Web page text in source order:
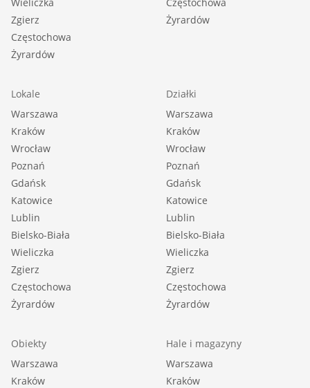
Zgierz
Częstochowa
Żyrardów
Żyrardów
Lokale
Warszawa
Kraków
Wrocław
Poznań
Gdańsk
Katowice
Lublin
Bielsko-Biała
Wieliczka
Zgierz
Częstochowa
Żyrardów
Działki
Warszawa
Kraków
Wrocław
Poznań
Gdańsk
Katowice
Lublin
Bielsko-Biała
Wieliczka
Zgierz
Częstochowa
Żyrardów
Obiekty
Warszawa
Kraków
Hale i magazyny
Warszawa
Kraków